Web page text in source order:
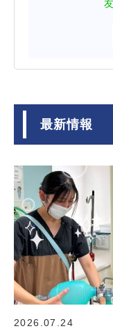
最新情報
2026.07.24